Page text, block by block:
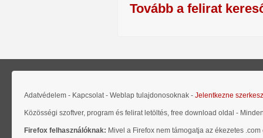
Tovább a felirat
Adatvédelem - Kapcsolat - Weblap tulajdonosoknak - Jelentkezne
Közösségi szoftver, program és felirat letöltés, free download oldal -
Firefox felhasználóknak: Mivel a Firefox nem támogatja az ékezetes